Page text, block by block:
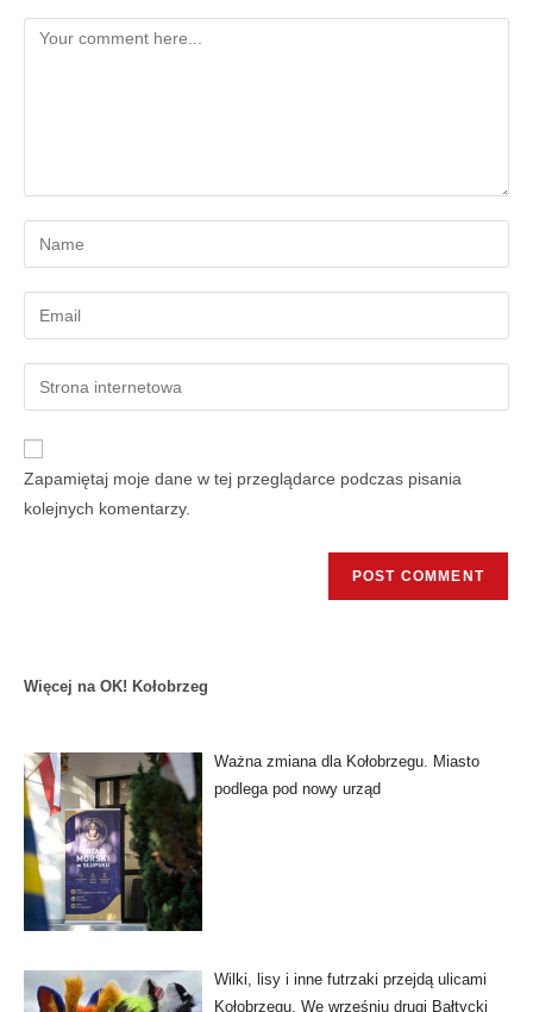
Zapamiętaj moje dane w tej przeglądarce podczas pisania
kolejnych komentarzy.
Więcej na OK! Kołobrzeg
Ważna zmiana dla Kołobrzegu. Miasto
podlega pod nowy urząd
Wilki, lisy i inne futrzaki przejdą ulicami
Kołobrzegu. We wrześniu drugi Bałtycki